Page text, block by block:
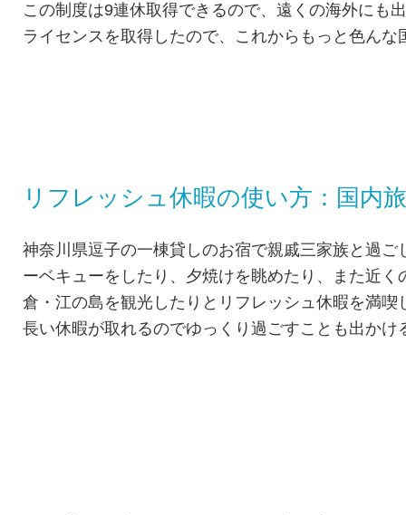
この制度は9連休取得できるので、遠くの海外にも
ライセンスを取得したので、これからもっと色ん
リフレッシュ休暇の使い方：国内
神奈川県逗子の一棟貸しのお宿で親戚三家族と過ご
ーベキューをしたり、夕焼けを眺めたり、また近く
倉・江の島を観光したりとリフレッシュ休暇を満喫
長い休暇が取れるのでゆっくり過ごすことも出かけ